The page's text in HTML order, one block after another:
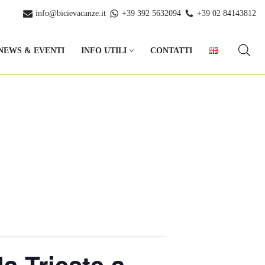
info@bicievacanze.it +39 392 5632094 +39 02 84143812
& EVENTI INFO UTILI CONTATTI